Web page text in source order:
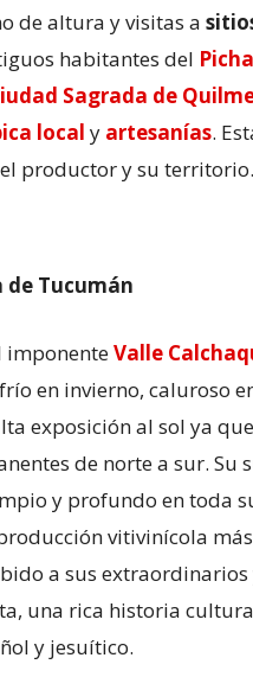
de altura y visitas a
habitantes del
Sagrada de
local y artesanías.
productor y su territorio.
Tucumán
imponenteValle
en invierno, caluroso
exposición al sol ya
de norte a sur. Su
y profundo en toda
vitivinícola
a sus extraordinarios
una rica historia
y jesuítico.